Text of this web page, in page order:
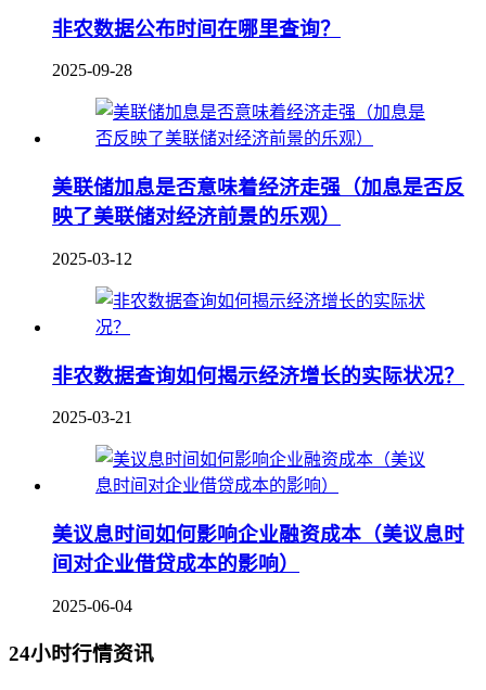
非农数据公布时间在哪里查询？
2025-09-28
美联储加息是否意味着经济走强（加息是否反
映了美联储对经济前景的乐观）
2025-03-12
非农数据查询如何揭示经济增长的实际状况？
2025-03-21
美议息时间如何影响企业融资成本（美议息时
间对企业借贷成本的影响）
2025-06-04
24小时行情资讯